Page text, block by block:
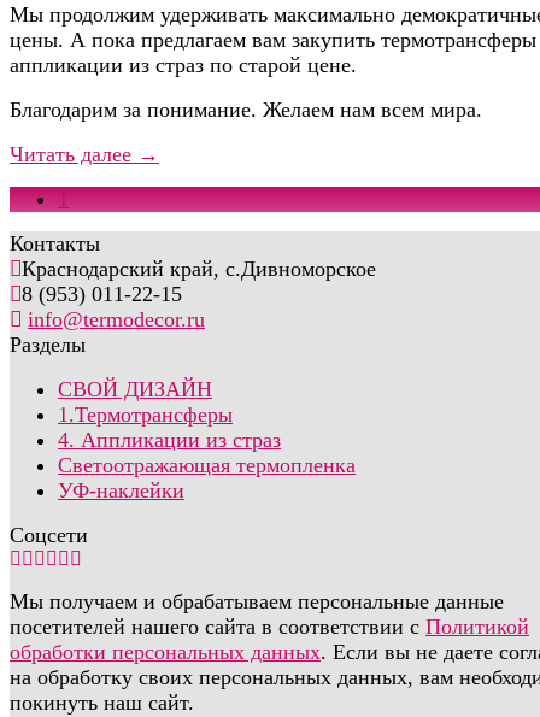
Мы продолжим удерживать максимально
цены. А пока предлагаем вам закупить
аппликации из страз по старой цене.
Благодарим за понимание. Желаем нам всем мира.
Читать далее →
1
Контакты
Краснодарский край, с.Дивноморское
8 (953) 011-22-15
info@termodecor.ru
Разделы
СВОЙ ДИЗАЙН
1.Термотрансферы
4. Аппликации из страз
Светоотражающая термопленка
УФ-наклейки
Соцсети
Мы получаем и обрабатываем персональные данные
посетителей нашего сайта в соответствии с Политикой
обработки персональных данных. Если вы не даете
на обработку своих персональных данных, вам
покинуть наш сайт.